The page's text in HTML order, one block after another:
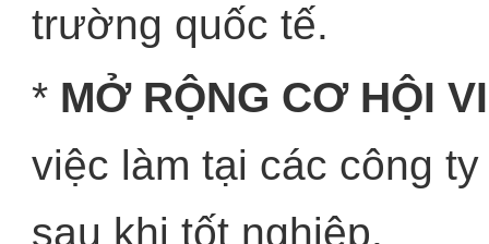
trường quốc tế.
* MỞ RỘNG CƠ HỘI
việc làm tại các công
sau khi tốt nghiệp.